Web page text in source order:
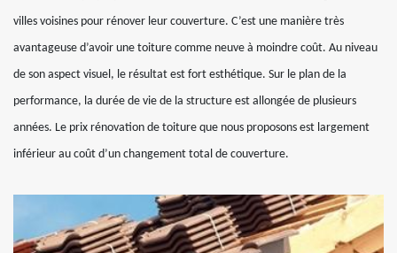
villes voisines pour rénover leur couverture. C’est une manière très
avantageuse d’avoir une toiture comme neuve à moindre coût. Au niveau
de son aspect visuel, le résultat est fort esthétique. Sur le plan de la
performance, la durée de vie de la structure est allongée de plusieurs
années. Le prix rénovation de toiture que nous proposons est largement
inférieur au coût d’un changement total de couverture.